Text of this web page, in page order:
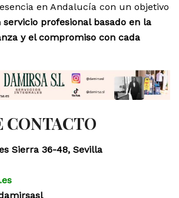
en Andalucía con un objetivo
profesional basado en la
y el compromiso con cada
CONTACTO
Sierra 36-48, Sevilla